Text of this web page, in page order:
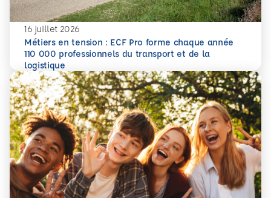
16 juillet 2026
Métiers en tension : ECF Pro forme chaque année
110 000 professionnels du transport et de la
logistique
En savoir plus
Métiers en tension : ECF Pro forme chaque année 110